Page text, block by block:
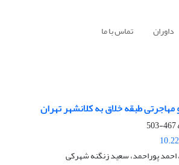
داوران تماس با ما
طبقه خلاق به کلانشهر تهران
467-503
احمد پوراحمد، سعید زنگنه شهرکی